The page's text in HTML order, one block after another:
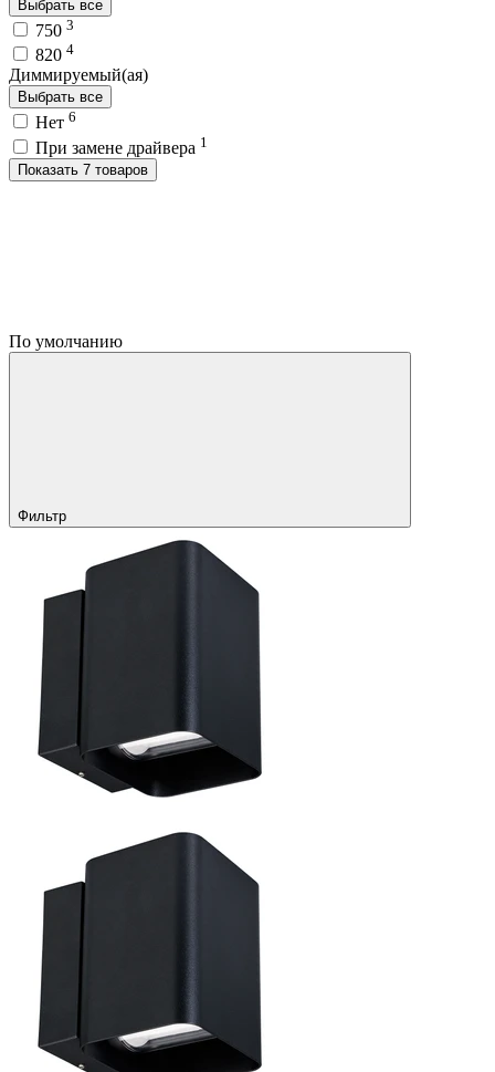
Выбрать все
750 3
820 4
Диммируемый(ая)
Выбрать все
Нет 6
При замене драйвера 1
Показать 7 товаров
По умолчанию
Фильтр